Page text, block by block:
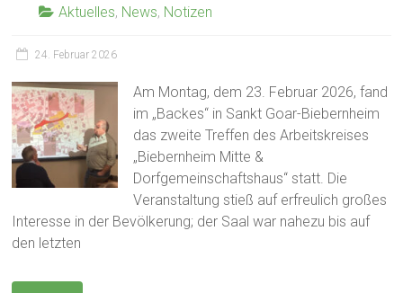
Aktuelles, News, Notizen
24. Februar 2026
Am Montag, dem 23. Februar 2026, fand
im „Backes“ in Sankt Goar-Biebernheim
das zweite Treffen des Arbeitskreises
„Biebernheim Mitte &
Dorfgemeinschaftshaus“ statt. Die
Veranstaltung stieß auf erfreulich großes
Interesse in der Bevölkerung; der Saal war nahezu bis auf
den letzten